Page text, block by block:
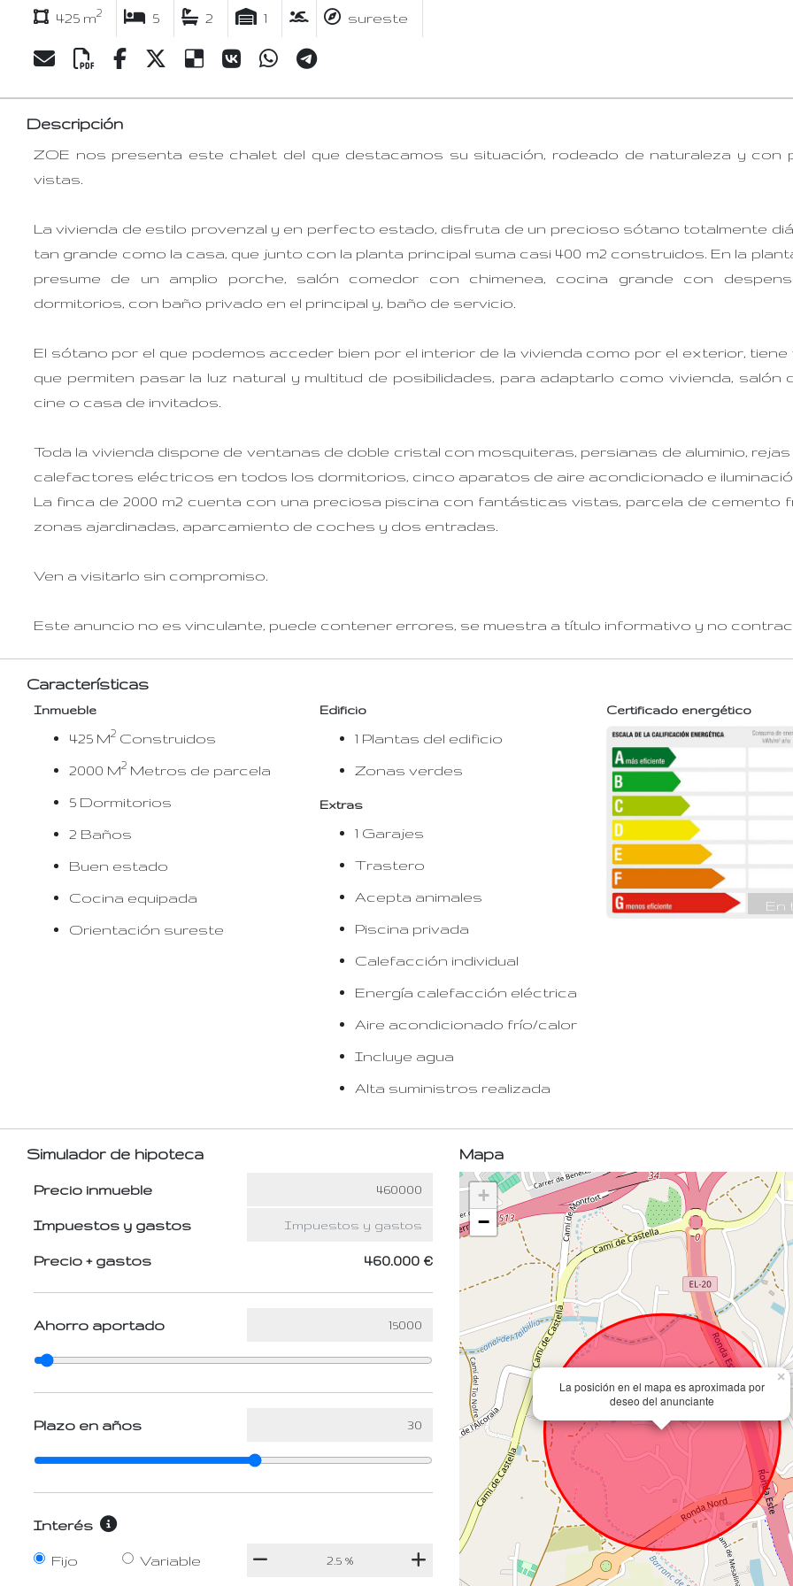
425 m2 5 2 1 sureste
Descripción
ZOE nos presenta este chalet del que destacamos su situación, rodeado de naturaleza y con
vistas.
La vivienda de estilo provenzal y en perfecto estado, disfruta de un precioso sótano totalmente
tan grande como la casa, que junto con la planta principal suma casi 400 m2 construidos. En la
presume de un amplio porche, salón comedor con chimenea, cocina grande con
dormitorios, con baño privado en el principal y, baño de servicio.
El sótano por el que podemos acceder bien por el interior de la vivienda como por el exterior,
que permiten pasar la luz natural y multitud de posibilidades, para adaptarlo como vivienda, salón
cine o casa de invitados.
Toda la vivienda dispone de ventanas de doble cristal con mosquiteras, persianas de aluminio, rejas
calefactores eléctricos en todos los dormitorios, cinco aparatos de aire acondicionado e
La finca de 2000 m2 cuenta con una preciosa piscina con fantásticas vistas, parcela de cemento
zonas ajardinadas, aparcamiento de coches y dos entradas.
Ven a visitarlo sin compromiso.
Este anuncio no es vinculante, puede contener errores, se muestra a título informativo y no
Características
Inmueble
425 M2 Construidos
2000 M2 Metros de parcela
5 Dormitorios
2 Baños
Buen estado
Cocina equipada
Orientación sureste
Edificio
1 Plantas del edificio
Zonas verdes
Extras
1 Garajes
Trastero
Acepta animales
Piscina privada
Calefacción individual
Energía calefacción eléctrica
Aire acondicionado frío/calor
Incluye agua
Alta suministros realizada
Certificado energético
En
Simulador de hipoteca
Precio inmueble
Impuestos y gastos
Precio + gastos 460.000 €
Ahorro aportado
Plazo en años
Interés
Fijo Variable
Mapa
La posición en el mapa es aproximada por
deseo del anunciante
×
+
−